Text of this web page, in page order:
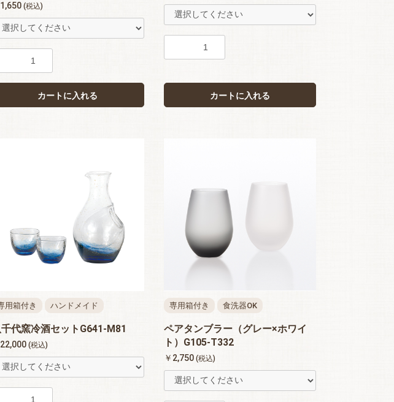
(税込)
カートに入れる カートに入れる
用箱付き ハンドメイド
代窯冷酒セットG641-M81
(税込)
専用箱付き 食洗器OK
ペアタンブラー（グレー×ホワイ
ト）G105-T332
￥2,750 (税込)
カートへ進む